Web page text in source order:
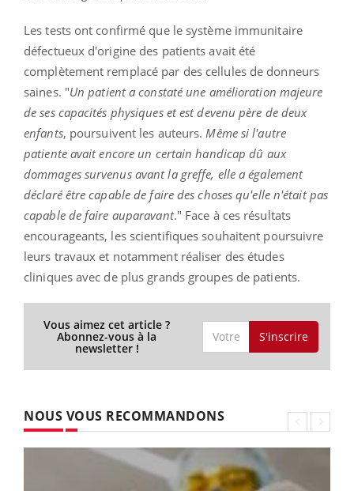
Les tests ont confirmé que le système immunitaire
défectueux d'origine des patients avait été
complètement remplacé par des cellules de donneurs
saines. "Un patient a constaté une amélioration majeure
de ses capacités physiques et est devenu père de deux
enfants, poursuivent les auteurs.Même si l'autre
patiente avait encore un certain handicap dû aux
dommages survenus avant la greffe, elle a également
déclaré être capable de faire des choses qu'elle n'était pas
capable de faire auparavant." Face à ces résultats
encourageants, les scientifiques souhaitent poursuivre
leurs travaux et notamment réaliser des études
cliniques avec de plus grands groupes de patients.
Vous aimez cet article ?
Abonnez-vous à la
newsletter !
S'inscrire
NOUS VOUS RECOMMANDONS